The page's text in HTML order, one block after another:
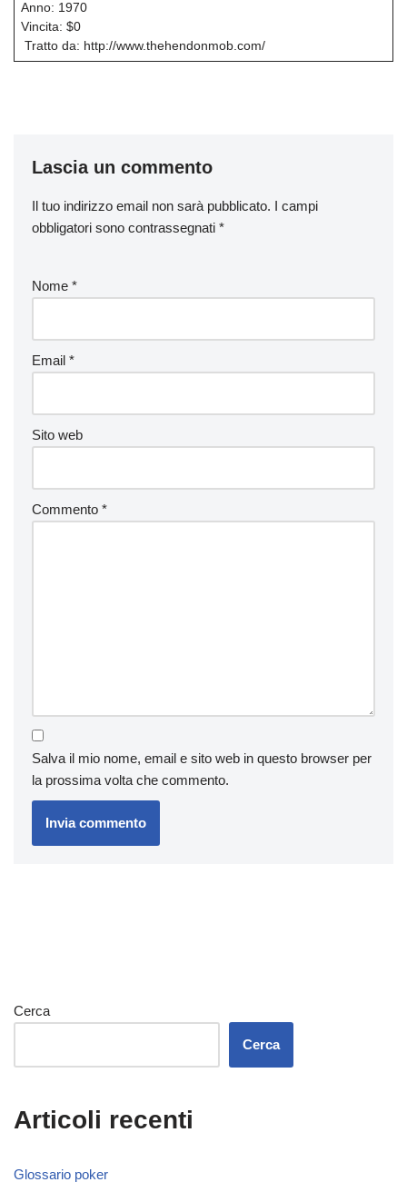
Anno: 1970
Vincita: $0
Tratto da: http://www.thehendonmob.com/
Lascia un commento
Il tuo indirizzo email non sarà pubblicato. I campi
obbligatori sono contrassegnati *
Nome *
Email *
Sito web
Commento *
Salva il mio nome, email e sito web in questo browser per
la prossima volta che commento.
Cerca
Cerca
Articoli recenti
Glossario poker